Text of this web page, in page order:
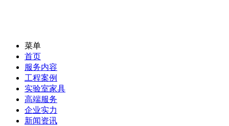
菜单
首页
服务内容
工程案例
实验室家具
高端服务
企业实力
新闻资讯